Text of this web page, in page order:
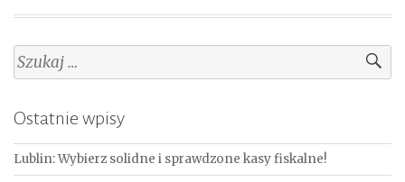
Szukaj:
Ostatnie wpisy
Lublin: Wybierz solidne i sprawdzone kasy fiskalne!